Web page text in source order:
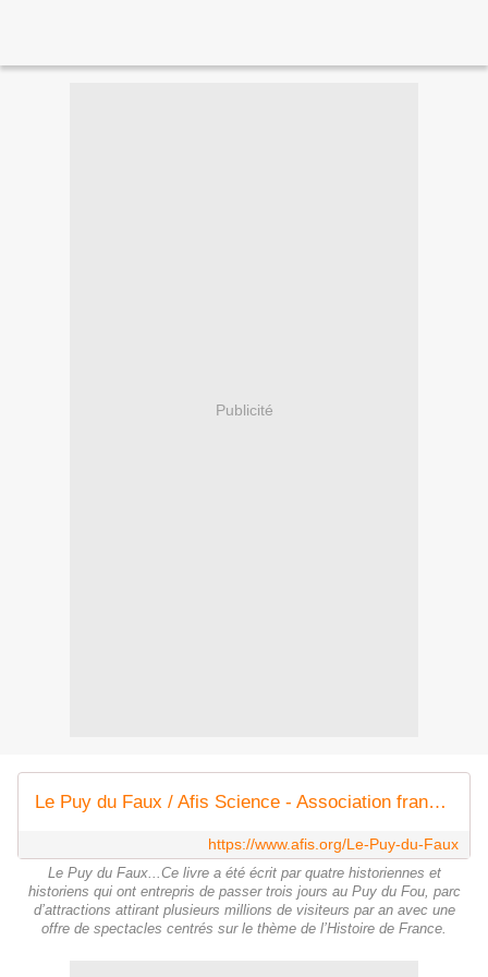
Publicité
Le Puy du Faux / Afis Science - Association française pour l'information scientifique
https://www.afis.org/Le-Puy-du-Faux
Le Puy du Faux...Ce livre a été écrit par quatre historiennes et
historiens qui ont entrepris de passer trois jours au Puy du Fou, parc
d’attractions attirant plusieurs millions de visiteurs par an avec une
offre de spectacles centrés sur le thème de l’Histoire de France.